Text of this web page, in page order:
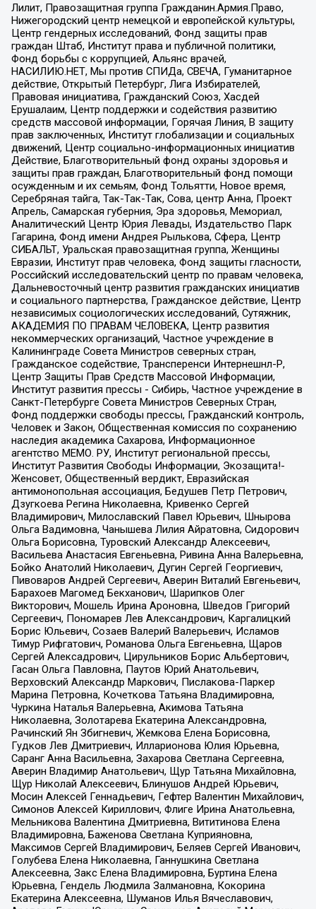
Лилит, Правозащитная группа Гражданин.Армия.Право,
Нижегородский центр немецкой и европейской культуры,
Центр гендерных исследований, Фонд защиты прав
граждан Штаб, Институт права и публичной политики,
Фонд борьбы с коррупцией, Альянс врачей,
НАСИЛИЮ.НЕТ, Мы против СПИДа, СВЕЧА, Гуманитарное
действие, Открытый Петербург, Лига Избирателей,
Правовая инициатива, Гражданский Союз, Хасдей
Ерушалаим, Центр поддержки и содействия развитию
средств массовой информации, Горячая Линия, В защиту
прав заключенных, Институт глобализации и социальных
движений, Центр социально-информационных инициатив
Действие, Благотворительный фонд охраны здоровья и
защиты прав граждан, Благотворительный фонд помощи
осужденным и их семьям, Фонд Тольятти, Новое время,
Серебряная тайга, Так-Так-Так, Сова, центр Анна, Проект
Апрель, Самарская губерния, Эра здоровья, Мемориал,
Аналитический Центр Юрия Левады, Издательство Парк
Гагарина, Фонд имени Андрея Рылькова, Сфера, Центр
СИБАЛЬТ, Уральская правозащитная группа, Женщины
Евразии, Институт прав человека, Фонд защиты гласности,
Российский исследовательский центр по правам человека,
Дальневосточный центр развития гражданских инициатив
и социального партнерства, Гражданское действие, Центр
независимых социологических исследований, Сутяжник,
АКАДЕМИЯ ПО ПРАВАМ ЧЕЛОВЕКА, Центр развития
некоммерческих организаций, Частное учреждение в
Калининграде Совета Министров северных стран,
Гражданское содействие, Трансперенси Интернешнл-Р,
Центр Защиты Прав Средств Массовой Информации,
Институт развития прессы - Сибирь, Частное учреждение в
Санкт-Петербурге Совета Министров Северных Стран,
Фонд поддержки свободы прессы, Гражданский контроль,
Человек и Закон, Общественная комиссия по сохранению
наследия академика Сахарова, Информационное
агентство МЕМО. РУ, Институт региональной прессы,
Институт Развития Свободы Информации, Экозащита!-
Женсовет, Общественный вердикт, Евразийская
антимонопольная ассоциация, Бедушев Петр Петрович,
Дзугкоева Регина Николаевна, Кривенко Сергей
Владимирович, Милославский Павел Юрьевич, Шнырова
Ольга Вадимовна, Чанышева Лилия Айратовна, Сидорович
Ольга Борисовна, Туровский Александр Алексеевич,
Васильева Анастасия Евгеньевна, Ривина Анна Валерьевна,
Бойко Анатолий Николаевич, Дугин Сергей Георгиевич,
Пивоваров Андрей Сергеевич, Аверин Виталий Евгеньевич,
Барахоев Магомед Бекханович, Шарипков Олег
Викторович, Мошель Ирина Ароновна, Шведов Григорий
Сергеевич, Пономарев Лев Александрович, Каргалицкий
Борис Юльевич, Созаев Валерий Валерьевич, Исламов
Тимур Рифгатович, Романова Ольга Евгеньевна, Щаров
Сергей Алексадрович, Цирульников Борис Альбертович,
Гасан Ольга Павловна, Паутов Юрий Анатольевич,
Верховский Александр Маркович, Пислакова-Паркер
Марина Петровна, Кочеткова Татьяна Владимировна,
Чуркина Наталья Валерьевна, Акимова Татьяна
Николаевна, Золотарева Екатерина Александровна,
Рачинский Ян Збигневич, Жемкова Елена Борисовна,
Гудков Лев Дмитриевич, Илларионова Юлия Юрьевна,
Саранг Анна Васильевна, Захарова Светлана Сергеевна,
Аверин Владимир Анатольевич, Щур Татьяна Михайловна,
Щур Николай Алексеевич, Блинушов Андрей Юрьевич,
Мосин Алексей Геннадьевич, Гефтер Валентин Михайлович,
Симонов Алексей Кириллович, Флиге Ирина Анатольевна,
Мельникова Валентина Дмитриевна, Вититинова Елена
Владимировна, Баженова Светлана Куприяновна,
Максимов Сергей Владимирович, Беляев Сергей Иванович,
Голубева Елена Николаевна, Ганнушкина Светлана
Алексеевна, Закс Елена Владимировна, Буртина Елена
Юрьевна, Гендель Людмила Залмановна, Кокорина
Екатерина Алексеевна, Шуманов Илья Вячеславович,